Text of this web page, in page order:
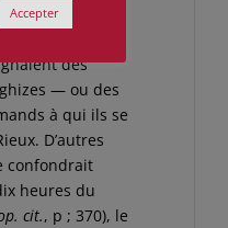
une
des
— ou des
à qui ils se
D’autres
confondrait
heures du
cit., p ; 370), le
Accepter